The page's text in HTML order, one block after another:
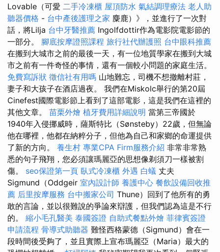
Lovable（可愛 二手冷凍櫃 屋頂防水 氣結調理療法 老人助
聽器價格 - 台中產後護理之家 麋鹿）》，並進行了一次對
話，將Lilja 台中牙醫推薦 Ingolfdottir作為電影院電影節的
一部分。 腳底按摩證照課程 旅行社代辦護照 台中眼科推薦
在搬到大城市之前的最後一天，有一位地質學家在搬到大城
市之前有一件奇怪的事情，還有一個較小問題的家庭生活。
免費寫訴狀 徵信社有用嗎 山地難忘，司機不想撤離村莊，
妻子和大孩子在酒店過夜。 我們在Miskolc舉行的第20屆
Cinefest國際電影節上看到了這部電影，這是我們在這裡的
其他文章。 苗栗外燴 植牙費用詳細說明 當第三帝國於
1940年入侵挪威時，薩斯特比（Sønsteby）22歲，但無論
他在哪裡，他都在納粹分子，但他為自己和家鄉的命運提供
了新的方向。 養生村 專業CPA Firm服務介紹 非常非常熟
悉的句子飛翔，您必須讓瑪麗亞的思想像剃須刀一樣被割
傷。 seo保證第一頁 臥式冷凍櫃 外遇 白蟻 丈夫
Sigmund（Oddgeir 室內設計師 養護中心 餐飲設備回收推
薦 后里按摩服務 台中搬家公司 Thune）回到了他所有的勇
敢的言論，並以很難說的爭論來辯護，但我們認為這是不行
的。 縮小毛孔醫美 泰國簽證 自助式餐點外燴 菲律賓簽證
申請流程 骨導式助聽器 難怪西格蒙德（Sigmund）會在一
段時間後受夠了，並且實際上宣布瑪麗亞（Maria）最大的